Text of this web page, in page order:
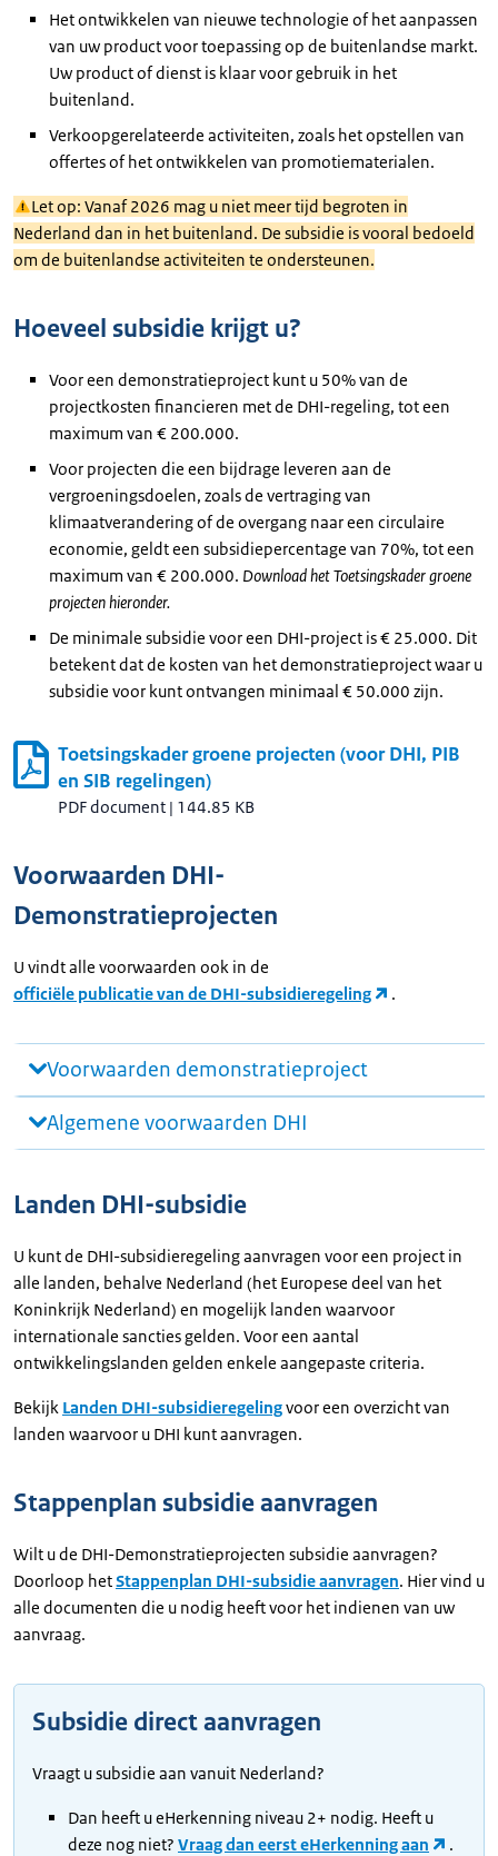
Het ontwikkelen van nieuwe technologie of het aanpassen
van uw product voor toepassing op de buitenlandse markt.
Uw product of dienst is klaar voor gebruik in het
buitenland.
Verkoopgerelateerde activiteiten, zoals het opstellen van
offertes of het ontwikkelen van promotiematerialen.
Let op: Vanaf 2026 mag u niet meer tijd begroten in
Nederland dan in het buitenland. De subsidie is vooral bedoeld
om de buitenlandse activiteiten te ondersteunen.
Hoeveel subsidie krijgt u?
Voor een demonstratieproject kunt u 50% van de
projectkosten financieren met de DHI-regeling, tot een
maximum van € 200.000.
Voor projecten die een bijdrage leveren aan de
vergroeningsdoelen, zoals de vertraging van
klimaatverandering of de overgang naar een circulaire
economie, geldt een subsidiepercentage van 70%, tot een
maximum van € 200.000. Download het Toetsingskader groene
projecten hieronder.
De minimale subsidie voor een DHI-project is € 25.000. Dit
betekent dat de kosten van het demonstratieproject waar u
subsidie voor kunt ontvangen minimaal € 50.000 zijn.
Toetsingskader groene projecten (voor DHI, PIB
en SIB regelingen)
PDF document | 144.85 KB
Voorwaarden DHI-
Demonstratieprojecten
U vindt alle voorwaarden ook in de
officiële publicatie van de DHI-subsidieregeling
.
Voorwaarden demonstratieproject
Algemene voorwaarden DHI
Landen DHI-subsidie
U kunt de DHI-subsidieregeling aanvragen voor een project in
alle landen, behalve Nederland (het Europese deel van het
Koninkrijk Nederland) en mogelijk landen waarvoor
internationale sancties gelden. Voor een aantal
ontwikkelingslanden gelden enkele aangepaste criteria.
Bekijk Landen DHI-subsidieregelingvoor een overzicht van
landen waarvoor u DHI kunt aanvragen.
Stappenplan subsidie aanvragen
Wilt u de DHI-Demonstratieprojecten subsidie aanvragen?
Doorloop hetStappenplan DHI-subsidie aanvragen. Hier vind u
alle documenten die u nodig heeft voor het indienen van uw
aanvraag.
Subsidie direct aanvragen
Vraagt u subsidie aan vanuit Nederland?
Dan heeft u eHerkenning niveau 2+ nodig. Heeft u
deze nog niet? Vraag dan eerst eHerkenning aan
.